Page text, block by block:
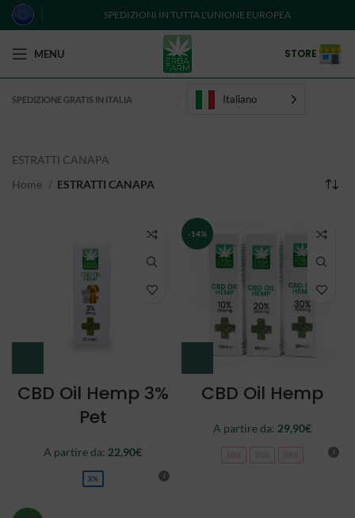
SPEDIZIONI IN TUTTA L'UNIONE EUROPEA
MENU STORE
SPEDIZIONE GRATIS IN ITALIA Italiano
ESTRATTI CANAPA
Home
ESTRATTI CANAPA
CBD Oil Hemp 3%
Pet
A partire da: 22,90€
3%
-14%
CBD Oil Hemp
A partire da: 29,90€
30%